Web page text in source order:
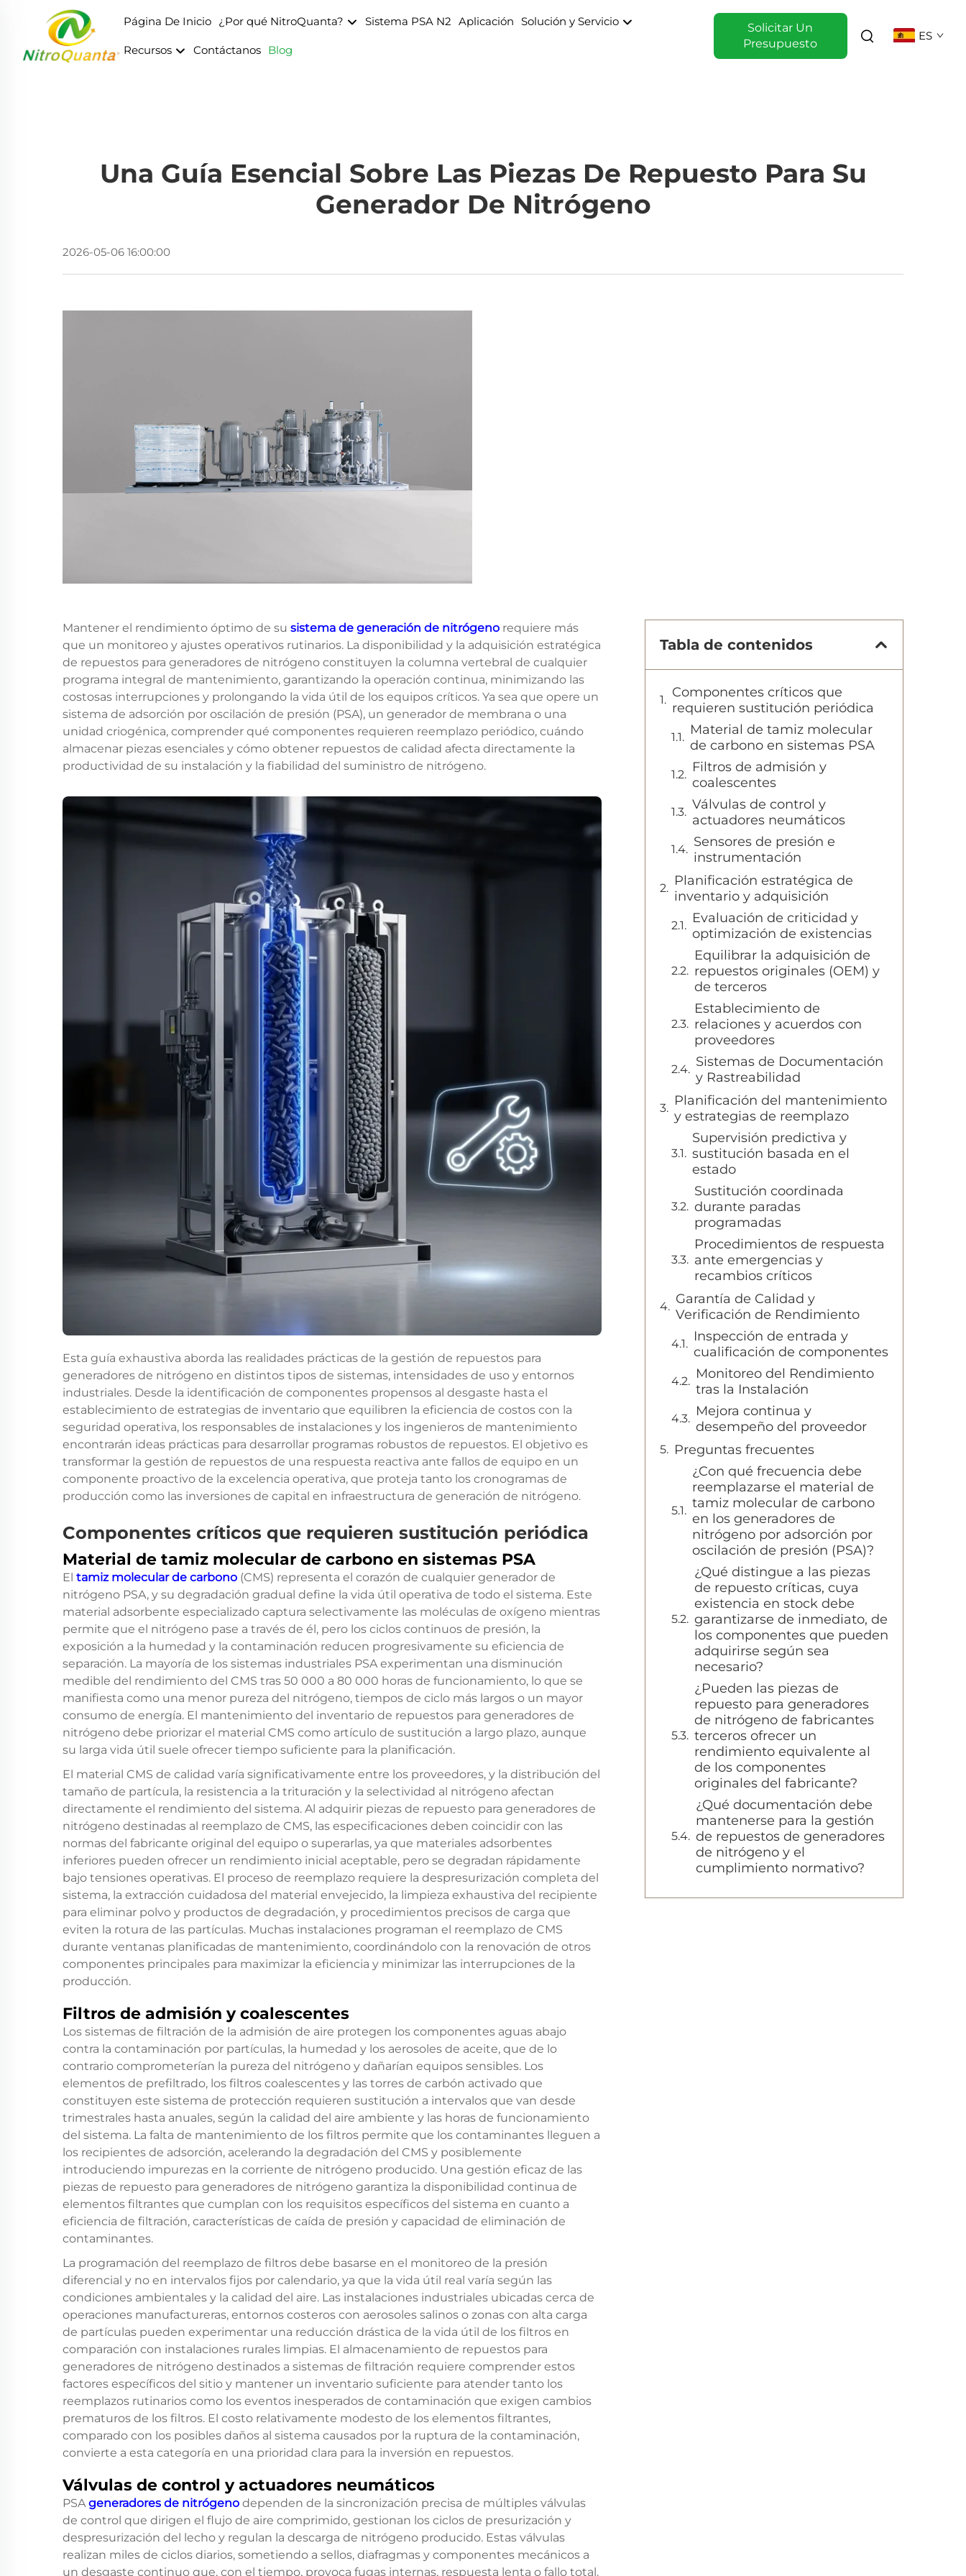
Página De Inicio ¿Por qué NitroQuanta? Sistema PSA N2 Aplicación Solución y Servicio
Recursos Contáctanos Blog
Solicitar Un
Presupuesto
ES
Una Guía Esencial Sobre Las Piezas De Repuesto Para Su
Generador De Nitrógeno
2026-05-06 16:00:00
Mantener el rendimiento óptimo de su sistema de generación de nitrógeno requiere más
que un monitoreo y ajustes operativos rutinarios. La disponibilidad y la adquisición estratégica
de repuestos para generadores de nitrógeno constituyen la columna vertebral de cualquier
programa integral de mantenimiento, garantizando la operación continua, minimizando las
costosas interrupciones y prolongando la vida útil de los equipos críticos. Ya sea que opere un
sistema de adsorción por oscilación de presión (PSA), un generador de membrana o una
unidad criogénica, comprender qué componentes requieren reemplazo periódico, cuándo
almacenar piezas esenciales y cómo obtener repuestos de calidad afecta directamente la
productividad de su instalación y la fiabilidad del suministro de nitrógeno.
Esta guía exhaustiva aborda las realidades prácticas de la gestión de repuestos para
generadores de nitrógeno en distintos tipos de sistemas, intensidades de uso y entornos
industriales. Desde la identificación de componentes propensos al desgaste hasta el
establecimiento de estrategias de inventario que equilibren la eficiencia de costos con la
seguridad operativa, los responsables de instalaciones y los ingenieros de mantenimiento
encontrarán ideas prácticas para desarrollar programas robustos de repuestos. El objetivo es
transformar la gestión de repuestos de una respuesta reactiva ante fallos de equipo en un
componente proactivo de la excelencia operativa, que proteja tanto los cronogramas de
producción como las inversiones de capital en infraestructura de generación de nitrógeno.
Componentes críticos que requieren sustitución periódica
Material de tamiz molecular de carbono en sistemas PSA
El tamiz molecular de carbono (CMS) representa el corazón de cualquier generador de
nitrógeno PSA, y su degradación gradual define la vida útil operativa de todo el sistema. Este
material adsorbente especializado captura selectivamente las moléculas de oxígeno mientras
permite que el nitrógeno pase a través de él, pero los ciclos continuos de presión, la
exposición a la humedad y la contaminación reducen progresivamente su eficiencia de
separación. La mayoría de los sistemas industriales PSA experimentan una disminución
medible del rendimiento del CMS tras 50 000 a 80 000 horas de funcionamiento, lo que se
manifiesta como una menor pureza del nitrógeno, tiempos de ciclo más largos o un mayor
consumo de energía. El mantenimiento del inventario de repuestos para generadores de
nitrógeno debe priorizar el material CMS como artículo de sustitución a largo plazo, aunque
su larga vida útil suele ofrecer tiempo suficiente para la planificación.
El material CMS de calidad varía significativamente entre los proveedores, y la distribución del
tamaño de partícula, la resistencia a la trituración y la selectividad al nitrógeno afectan
directamente el rendimiento del sistema. Al adquirir piezas de repuesto para generadores de
nitrógeno destinadas al reemplazo de CMS, las especificaciones deben coincidir con las
normas del fabricante original del equipo o superarlas, ya que materiales adsorbentes
inferiores pueden ofrecer un rendimiento inicial aceptable, pero se degradan rápidamente
bajo tensiones operativas. El proceso de reemplazo requiere la despresurización completa del
sistema, la extracción cuidadosa del material envejecido, la limpieza exhaustiva del recipiente
para eliminar polvo y productos de degradación, y procedimientos precisos de carga que
eviten la rotura de las partículas. Muchas instalaciones programan el reemplazo de CMS
durante ventanas planificadas de mantenimiento, coordinándolo con la renovación de otros
componentes principales para maximizar la eficiencia y minimizar las interrupciones de la
producción.
Filtros de admisión y coalescentes
Los sistemas de filtración de la admisión de aire protegen los componentes aguas abajo
contra la contaminación por partículas, la humedad y los aerosoles de aceite, que de lo
contrario comprometerían la pureza del nitrógeno y dañarían equipos sensibles. Los
elementos de prefiltrado, los filtros coalescentes y las torres de carbón activado que
constituyen este sistema de protección requieren sustitución a intervalos que van desde
trimestrales hasta anuales, según la calidad del aire ambiente y las horas de funcionamiento
del sistema. La falta de mantenimiento de los filtros permite que los contaminantes lleguen a
los recipientes de adsorción, acelerando la degradación del CMS y posiblemente
introduciendo impurezas en la corriente de nitrógeno producido. Una gestión eficaz de las
piezas de repuesto para generadores de nitrógeno garantiza la disponibilidad continua de
elementos filtrantes que cumplan con los requisitos específicos del sistema en cuanto a
eficiencia de filtración, características de caída de presión y capacidad de eliminación de
contaminantes.
La programación del reemplazo de filtros debe basarse en el monitoreo de la presión
diferencial y no en intervalos fijos por calendario, ya que la vida útil real varía según las
condiciones ambientales y la calidad del aire. Las instalaciones industriales ubicadas cerca de
operaciones manufactureras, entornos costeros con aerosoles salinos o zonas con alta carga
de partículas pueden experimentar una reducción drástica de la vida útil de los filtros en
comparación con instalaciones rurales limpias. El almacenamiento de repuestos para
generadores de nitrógeno destinados a sistemas de filtración requiere comprender estos
factores específicos del sitio y mantener un inventario suficiente para atender tanto los
reemplazos rutinarios como los eventos inesperados de contaminación que exigen cambios
prematuros de los filtros. El costo relativamente modesto de los elementos filtrantes,
comparado con los posibles daños al sistema causados por la ruptura de la contaminación,
convierte a esta categoría en una prioridad clara para la inversión en repuestos.
Válvulas de control y actuadores neumáticos
PSAgeneradores de nitrógeno dependen de la sincronización precisa de múltiples válvulas
de control que dirigen el flujo de aire comprimido, gestionan los ciclos de presurización y
despresurización del lecho y regulan la descarga de nitrógeno producido. Estas válvulas
realizan miles de ciclos diarios, sometiendo a sellos, diafragmas y componentes mecánicos a
un desgaste continuo que, con el tiempo, provoca fugas internas, respuesta lenta o fallo total.
Tabla de contenidos
Componentes críticos que
requieren sustitución periódica
Material de tamiz molecular
de carbono en sistemas PSA
Filtros de admisión y
coalescentes
Válvulas de control y
actuadores neumáticos
Sensores de presión e
instrumentación
Planificación estratégica de
inventario y adquisición
Evaluación de criticidad y
optimización de existencias
Equilibrar la adquisición de
repuestos originales (OEM) y
de terceros
Establecimiento de
relaciones y acuerdos con
proveedores
Sistemas de Documentación
y Rastreabilidad
Planificación del mantenimiento
y estrategias de reemplazo
Supervisión predictiva y
sustitución basada en el
estado
Sustitución coordinada
durante paradas
programadas
Procedimientos de respuesta
ante emergencias y
recambios críticos
Garantía de Calidad y
Verificación de Rendimiento
Inspección de entrada y
cualificación de componentes
Monitoreo del Rendimiento
tras la Instalación
Mejora continua y
desempeño del proveedor
Preguntas frecuentes
¿Con qué frecuencia debe
reemplazarse el material de
tamiz molecular de carbono
en los generadores de
nitrógeno por adsorción por
oscilación de presión (PSA)?
¿Qué distingue a las piezas
de repuesto críticas, cuya
existencia en stock debe
garantizarse de inmediato, de
los componentes que pueden
adquirirse según sea
necesario?
¿Pueden las piezas de
repuesto para generadores
de nitrógeno de fabricantes
terceros ofrecer un
rendimiento equivalente al
de los componentes
originales del fabricante?
¿Qué documentación debe
mantenerse para la gestión
de repuestos de generadores
de nitrógeno y el
cumplimiento normativo?